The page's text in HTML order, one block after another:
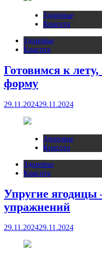
Здоровье
Красота
Здоровье
Красота
Готовимся к
форму
29.11.202429.11.2024
Здоровье
Красота
Здоровье
Красота
Упругие ягодицы
упражнений
29.11.202429.11.2024